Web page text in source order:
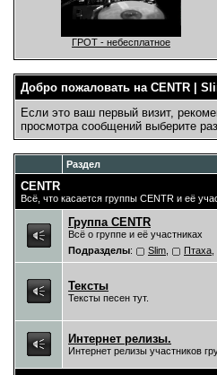
ГРОТ - небесплатное
Добро пожаловать на CENTR |
Если это ваш первый визит,
просмотра сообщений выберите
Раздел
CENTR
Всё, что касается группы CENTR и её
Группа CENTR
Всё о группе и её участниках
Подразделы: Slim Птаха
Тексты
Тексты песен тут.
Интернет релизы.
Интернет релизы участников